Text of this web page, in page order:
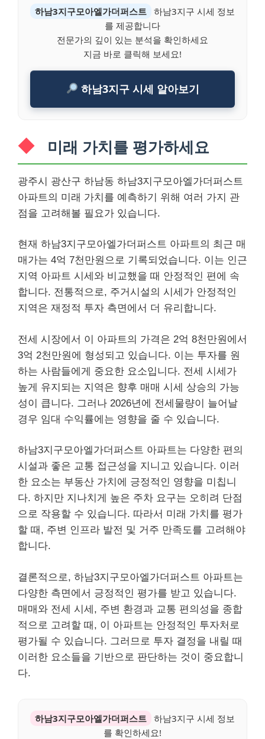
하남3지구모아엘가더퍼스트 하남3지구 시세 정보
를 제공합니다
전문가의 깊이 있는 분석을 확인하세요
지금 바로 클릭해 보세요!
하남3지구 시세 알아보기
미래 가치를 평가하세요
광주시 광산구 하남동 하남3지구모아엘가더퍼스트
아파트의 미래 가치를 예측하기 위해 여러 가지 관
점을 고려해볼 필요가 있습니다.
현재 하남3지구모아엘가더퍼스트 아파트의 최근 매
매가는 4억 7천만원으로 기록되었습니다. 이는 인근
지역 아파트 시세와 비교했을 때 안정적인 편에 속
합니다. 전통적으로, 주거시설의 시세가 안정적인
지역은 재정적 투자 측면에서 더 유리합니다.
전세 시장에서 이 아파트의 가격은 2억 8천만원에서
3억 2천만원에 형성되고 있습니다. 이는 투자를 원
하는 사람들에게 중요한 요소입니다. 전세 시세가
높게 유지되는 지역은 향후 매매 시세 상승의 가능
성이 큽니다. 그러나 2026년에 전세물량이 늘어날
경우 임대 수익률에는 영향을 줄 수 있습니다.
하남3지구모아엘가더퍼스트 아파트는 다양한 편의
시설과 좋은 교통 접근성을 지니고 있습니다. 이러
한 요소는 부동산 가치에 긍정적인 영향을 미칩니
다. 하지만 지나치게 높은 주차 요구는 오히려 단점
으로 작용할 수 있습니다. 따라서 미래 가치를 평가
할 때, 주변 인프라 발전 및 거주 만족도를 고려해야
합니다.
결론적으로, 하남3지구모아엘가더퍼스트 아파트는
다양한 측면에서 긍정적인 평가를 받고 있습니다.
매매와 전세 시세, 주변 환경과 교통 편의성을 종합
적으로 고려할 때, 이 아파트는 안정적인 투자처로
평가될 수 있습니다. 그러므로 투자 결정을 내릴 때
이러한 요소들을 기반으로 판단하는 것이 중요합니
다.
하남3지구모아엘가더퍼스트 하남3지구 시세 정보
를 확인하세요!